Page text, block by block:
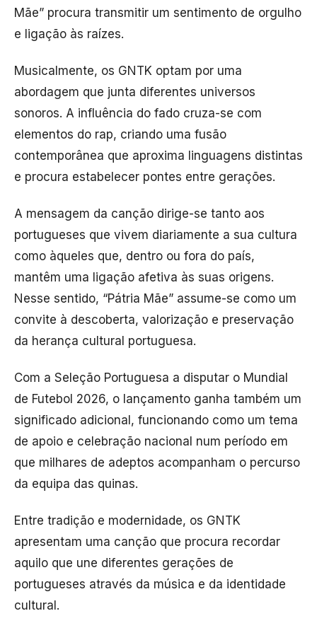
Mãe” procura transmitir um sentimento de orgulho
e ligação às raízes.
Musicalmente, os GNTK optam por uma
abordagem que junta diferentes universos
sonoros. A influência do fado cruza-se com
elementos do rap, criando uma fusão
contemporânea que aproxima linguagens distintas
e procura estabelecer pontes entre gerações.
A mensagem da canção dirige-se tanto aos
portugueses que vivem diariamente a sua cultura
como àqueles que, dentro ou fora do país,
mantêm uma ligação afetiva às suas origens.
Nesse sentido, “Pátria Mãe” assume-se como um
convite à descoberta, valorização e preservação
da herança cultural portuguesa.
Com a Seleção Portuguesa a disputar o Mundial
de Futebol 2026, o lançamento ganha também um
significado adicional, funcionando como um tema
de apoio e celebração nacional num período em
que milhares de adeptos acompanham o percurso
da equipa das quinas.
Entre tradição e modernidade, os GNTK
apresentam uma canção que procura recordar
aquilo que une diferentes gerações de
portugueses através da música e da identidade
cultural.